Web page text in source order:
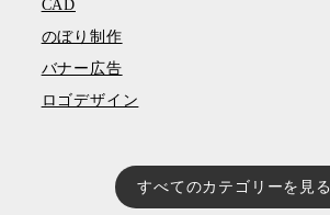
CAD
のぼり制作
バナー広告
ロゴデザイン
すべてのカテゴリーを見る